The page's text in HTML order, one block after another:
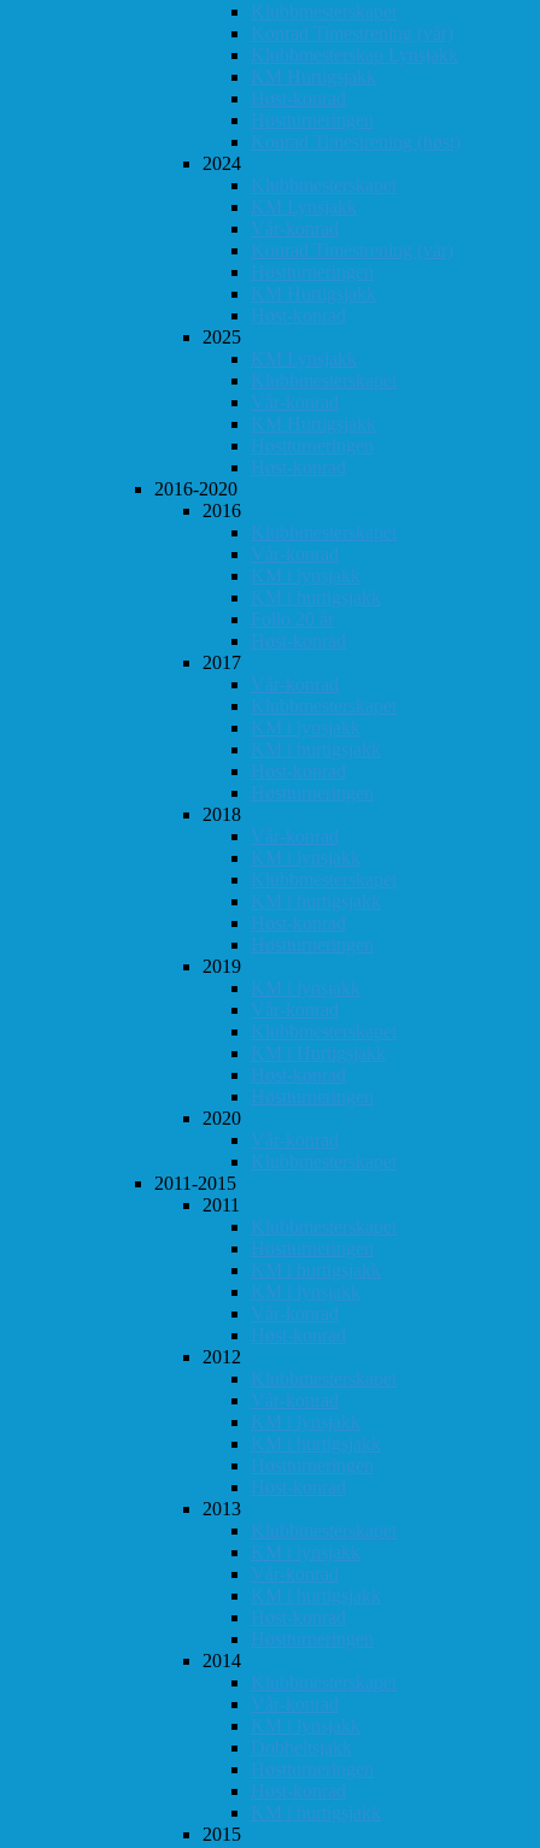
Klubbmesterskapet
Konrad Timestrening (vår)
Klubbmesterskap Lynsjakk
KM Hurtigsjakk
Høst-konrad
Høstturneringen
Konrad Timestrening (høst)
2024
Klubbmesterskapet
KM Lynsjakk
Vår-konrad
Konrad Timestrening (vår)
Høstturneringen
KM Hurtigsjakk
Høst-konrad
2025
KM Lynsjakk
Klubbmesterskapet
Vår-konrad
KM Hurtigsjakk
Høstturneringen
Høst-konrad
2016-2020
2016
Klubbmesterskapet
Vår-konrad
KM i lynsjakk
KM i hurtigsjakk
Follo 20 år
Høst-konrad
2017
Vår-konrad
Klubbmesterskapet
KM i lynsjakk
KM i hurtigsjakk
Høst-konrad
Høstturneringen
2018
Vår-konrad
KM i lynsjakk
Klubbmesterskapet
KM i hurtigsjakk
Høst-konrad
Høstturneringen
2019
KM i lynsjakk
Vår-konrad
Klubbmesterskapet
KM i Hurtigsjakk
Høst-konrad
Høstturneringen
2020
Vår-konrad
Klubbmesterskapet
2011-2015
2011
Klubbmesterskapet
Høstturneringen
KM i hurtigsjakk
KM i lynsjakk
Vår-konrad
Høst-konrad
2012
Klubbmesterskapet
Vår-konrad
KM i lynsjakk
KM i hurtigsjakk
Høstturneringen
Høst-konrad
2013
Klubbmesterskapet
KM i lynsjakk
Vår-konrad
KM i hurtigsjakk
Høst-konrad
Høstturneringen
2014
Klubbmesterskapet
Vår-konrad
KM i lynsjakk
Dobbeltsjakk
Høstturneringen
Høst-konrad
KM i hurtigsjakk
2015